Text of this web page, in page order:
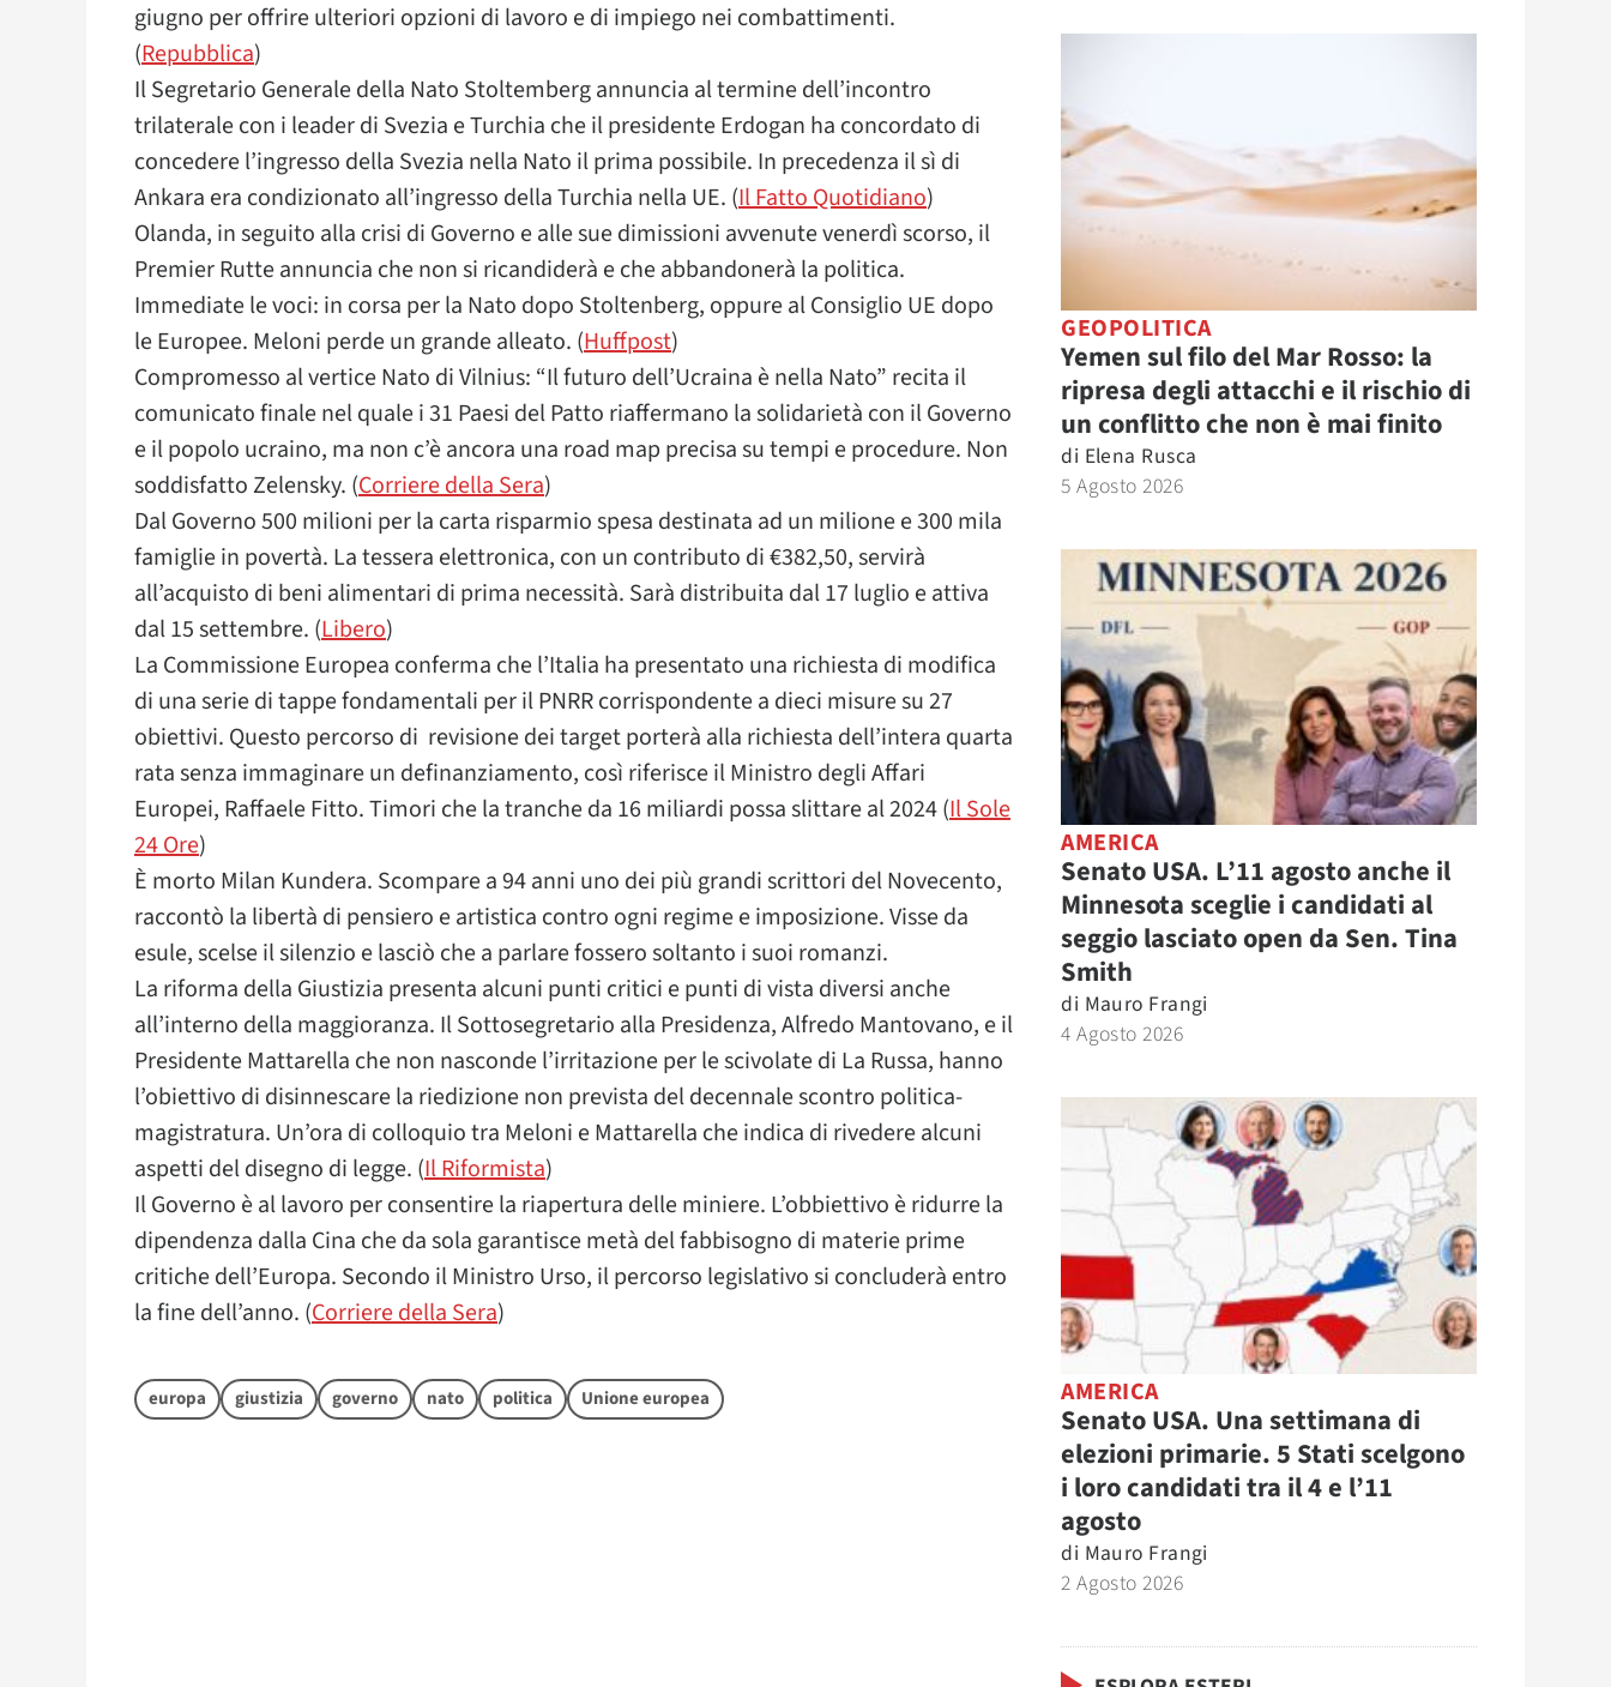
giugno per offrire ulteriori opzioni di lavoro e di impiego nei combattimenti.
(Repubblica)
Il Segretario Generale della Nato Stoltemberg annuncia al termine dell’incontro
trilaterale con i leader di Svezia e Turchia che il presidente Erdogan ha concordato di
concedere l’ingresso della Svezia nella Nato il prima possibile. In precedenza il sì di
Ankara era condizionato all’ingresso della Turchia nella UE. (Il Fatto Quotidiano)
Olanda, in seguito alla crisi di Governo e alle sue dimissioni avvenute venerdì scorso, il
Premier Rutte annuncia che non si ricandiderà e che abbandonerà la politica.
Immediate le voci: in corsa per la Nato dopo Stoltenberg, oppure al Consiglio UE dopo
le Europee. Meloni perde un grande alleato. (Huffpost)
Compromesso al vertice Nato di Vilnius: “Il futuro dell’Ucraina è nella Nato” recita il
comunicato finale nel quale i 31 Paesi del Patto riaffermano la solidarietà con il Governo
e il popolo ucraino, ma non c’è ancora una road map precisa su tempi e procedure. Non
soddisfatto Zelensky. (Corriere della Sera)
Dal Governo 500 milioni per la carta risparmio spesa destinata ad un milione e 300 mila
famiglie in povertà. La tessera elettronica, con un contributo di €382,50, servirà
all’acquisto di beni alimentari di prima necessità. Sarà distribuita dal 17 luglio e attiva
dal 15 settembre. (Libero)
La Commissione Europea conferma che l’Italia ha presentato una richiesta di modifica
di una serie di tappe fondamentali per il PNRR corrispondente a dieci misure su 27
obiettivi. Questo percorso di revisione dei target porterà alla richiesta dell’intera quarta
rata senza immaginare un definanziamento, così riferisce il Ministro degli Affari
Europei, Raffaele Fitto. Timori che la tranche da 16 miliardi possa slittare al 2024 (Il Sole
24 Ore)
È morto Milan Kundera. Scompare a 94 anni uno dei più grandi scrittori del Novecento,
raccontò la libertà di pensiero e artistica contro ogni regime e imposizione. Visse da
esule, scelse il silenzio e lasciò che a parlare fossero soltanto i suoi romanzi.
La riforma della Giustizia presenta alcuni punti critici e punti di vista diversi anche
all’interno della maggioranza. Il Sottosegretario alla Presidenza, Alfredo Mantovano, e il
Presidente Mattarella che non nasconde l’irritazione per le scivolate di La Russa, hanno
l’obiettivo di disinnescare la riedizione non prevista del decennale scontro politica-
magistratura. Un’ora di colloquio tra Meloni e Mattarella che indica di rivedere alcuni
aspetti del disegno di legge. (Il Riformista)
Il Governo è al lavoro per consentire la riapertura delle miniere. L’obbiettivo è ridurre la
dipendenza dalla Cina che da sola garantisce metà del fabbisogno di materie prime
critiche dell’Europa. Secondo il Ministro Urso, il percorso legislativo si concluderà entro
la fine dell’anno. (Corriere della Sera)
europa giustizia governo nato politica Unione europea
GEOPOLITICA
Yemen sul filo del Mar Rosso: la
ripresa degli attacchi e il rischio di
un conflitto che non è mai finito
di Elena Rusca
5 Agosto 2026
AMERICA
Senato USA. L’11 agosto anche il
Minnesota sceglie i candidati al
seggio lasciato open da Sen. Tina
Smith
di Mauro Frangi
4 Agosto 2026
AMERICA
Senato USA. Una settimana di
elezioni primarie. 5 Stati scelgono
i loro candidati tra il 4 e l’11
agosto
di Mauro Frangi
2 Agosto 2026